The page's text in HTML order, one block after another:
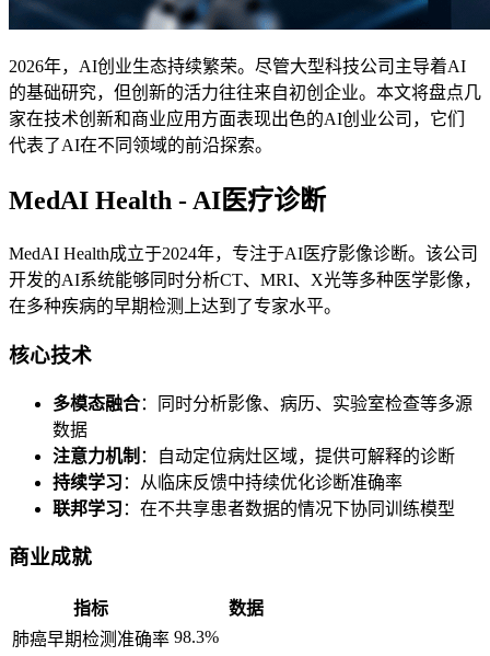
2026年，AI创业生态持续繁荣。尽管大型科技公司主导着AI
的基础研究，但创新的活力往往来自初创企业。本文将盘点几
家在技术创新和商业应用方面表现出色的AI创业公司，它们
代表了AI在不同领域的前沿探索。
MedAI Health - AI医疗诊断
MedAI Health成立于2024年，专注于AI医疗影像诊断。该公司
开发的AI系统能够同时分析CT、MRI、X光等多种医学影像，
在多种疾病的早期检测上达到了专家水平。
核心技术
多模态融合：同时分析影像、病历、实验室检查等多源
数据
注意力机制 ：自动定位病灶区域，提供可解释的诊断
持续学习 ：从临床反馈中持续优化诊断准确率
联邦学习 ：在不共享患者数据的情况下协同训练模型
商业成就
指标
数据
肺癌早期检测准确率 98.3%